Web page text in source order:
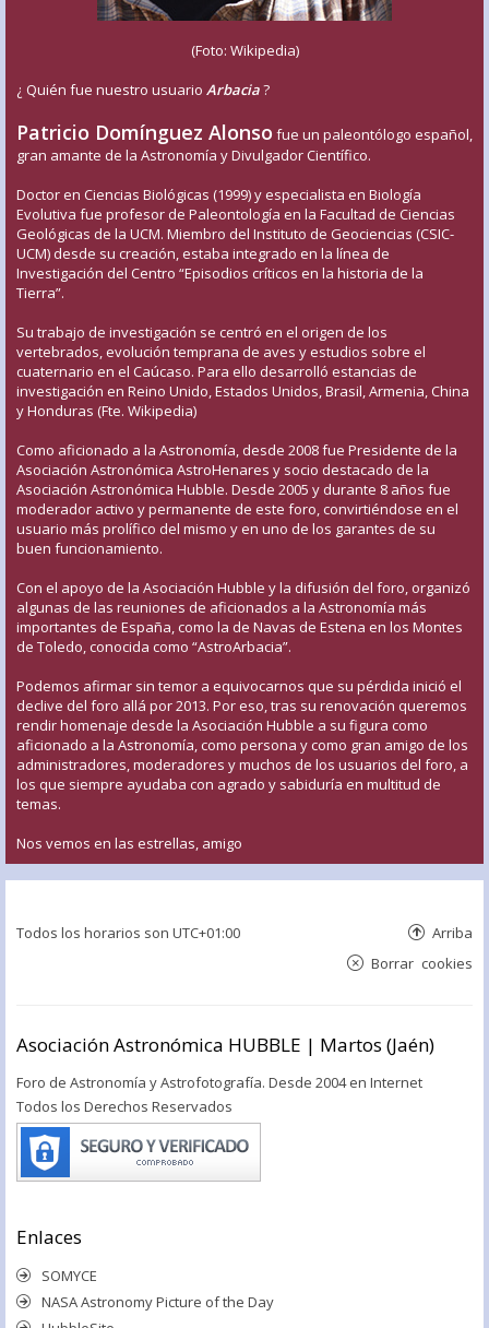
(Foto: Wikipedia)
¿ Quién fue nuestro usuario Arbacia?
Patricio Domínguez Alonso fue un paleontólogo español,
gran amante de la Astronomía y Divulgador Científico.
Doctor en Ciencias Biológicas (1999) y especialista en Biología
Evolutiva fue profesor de Paleontología en la Facultad de Ciencias
Geológicas de la UCM. Miembro del Instituto de Geociencias (CSIC-
UCM) desde su creación, estaba integrado en la línea de
Investigación del Centro “Episodios críticos en la historia de la
Tierra”.
Su trabajo de investigación se centró en el origen de los
vertebrados, evolución temprana de aves y estudios sobre el
cuaternario en el Caúcaso. Para ello desarrolló estancias de
investigación en Reino Unido, Estados Unidos, Brasil, Armenia, China
y Honduras (Fte. Wikipedia)
Como aficionado a la Astronomía, desde 2008 fue Presidente de la
Asociación Astronómica AstroHenares y socio destacado de la
Asociación Astronómica Hubble. Desde 2005 y durante 8 años fue
moderador activo y permanente de este foro, convirtiéndose en el
usuario más prolífico del mismo y en uno de los garantes de su
buen funcionamiento.
Con el apoyo de la Asociación Hubble y la difusión del foro, organizó
algunas de las reuniones de aficionados a la Astronomía más
importantes de España, como la de Navas de Estena en los Montes
de Toledo, conocida como “AstroArbacia”.
Podemos afirmar sin temor a equivocarnos que su pérdida inició el
declive del foro allá por 2013. Por eso, tras su renovación queremos
rendir homenaje desde la Asociación Hubble a su figura como
aficionado a la Astronomía, como persona y como gran amigo de los
administradores, moderadores y muchos de los usuarios del foro, a
los que siempre ayudaba con agrado y sabiduría en multitud de
temas.
Nos vemos en las estrellas, amigo
Todos los horarios son UTC+01:00 Arriba
Borrar cookies
Asociación Astronómica HUBBLE | Martos (Jaén)
Foro de Astronomía y Astrofotografía. Desde 2004 en Internet
Todos los Derechos Reservados
Enlaces
SOMYCE
NASA Astronomy Picture of the Day